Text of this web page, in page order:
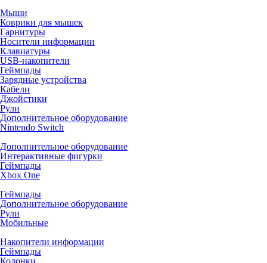
Мыши
Коврики для мышек
Гарнитуры
Носители информации
Клавиатуры
USB-накопители
Геймпады
Зарядные устройства
Кабели
Джойстики
Рули
Дополнительное оборудование
Nintendo Switch
Дополнительное оборудование
Интерактивные фигурки
Геймпады
Xbox One
Геймпады
Дополнительное оборудование
Рули
Мобильные
Накопители информации
Геймпады
Колонки